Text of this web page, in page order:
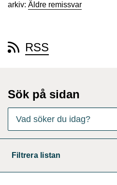
arkiv: Äldre remissvar
RSS
Sök på sidan
förslag. Använd
Filtrera listan